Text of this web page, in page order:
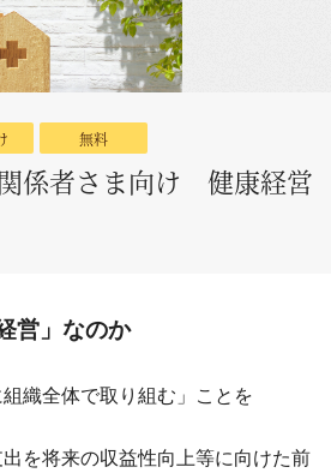
無料
係者さま向け 健康経営
営」なのか
組織全体で取り組む」ことを
を将来の収益性向上等に向けた前